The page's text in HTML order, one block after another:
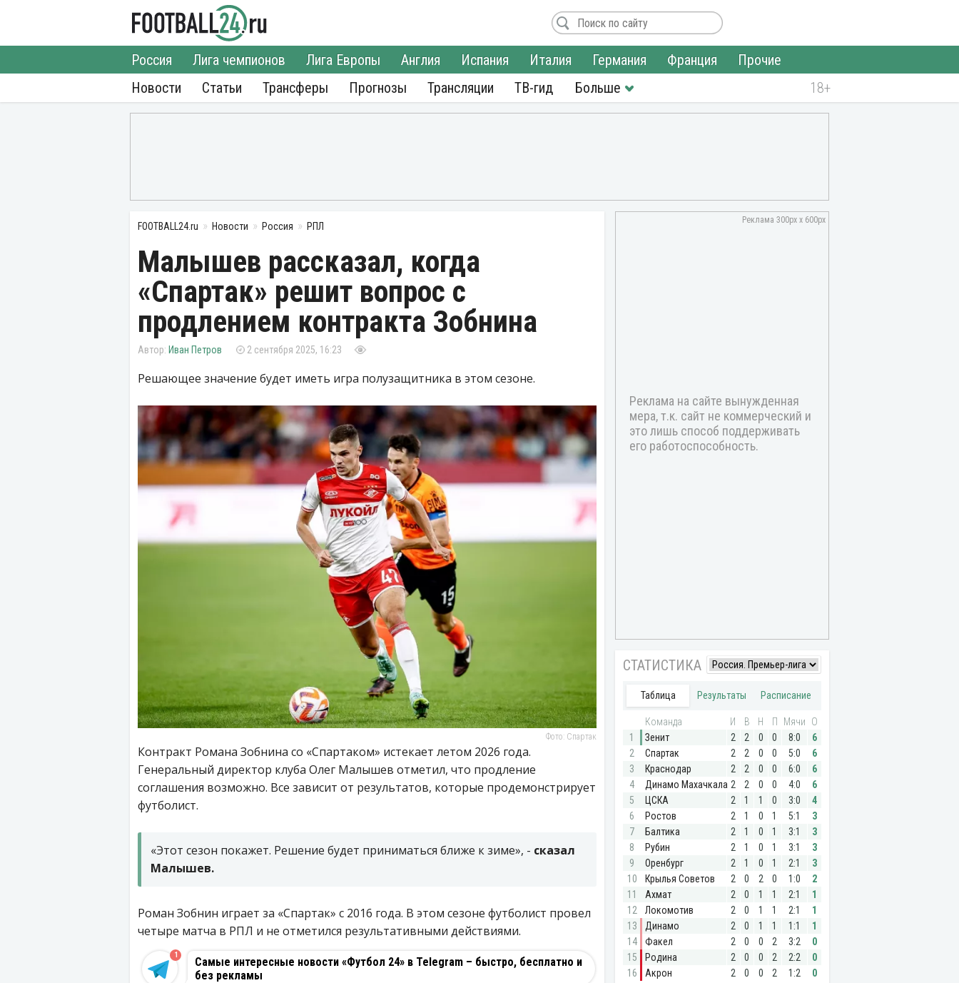
Новости
Россия Лига чемпионов Лига Европы Англия Испания Италия Германия Франция
Прочие
Статьи
Трансферы Прогнозы Трансляции ТВ-гид
FOOTBALL24.ru Новости Россия РПЛ
Малышев рассказал, когда
«Спартак» решит вопрос с
продлением контракта Зобнина
Иван Петров 2 сентября 2025, 16:23
Решающее значение будет иметь игра полузащитника в этом сезоне.
Фото: Спартак
Контракт Романа Зобнина со «Спартаком» истекает летом 2026 года.
Генеральный директор клуба Олег Малышев отметил, что продление
соглашения возможно. Все зависит от результатов, которые продемонстрирует
футболист.
«Этот сезон покажет. Решение будет приниматься ближе к зиме», - сказал
Малышев.
Роман Зобнин играет за «Спартак» с 2016 года. В этом сезоне футболист провел
четыре матча в РПЛ и не отметился результативными действиями.
Самые интересные новости «Футбол 24» в Telegram – быстро, бесплатно и
без рекламы
1